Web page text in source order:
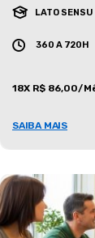
LATO SENSU
360 A 720H
18X R$ 86,00/
SAIBA MAIS